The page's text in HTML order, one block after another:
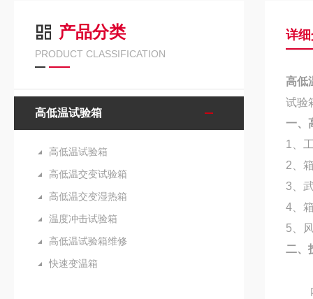
产品分类
PRODUCT CLASSIFICATION
高低温试验箱
高低温试验箱
高低温交变试验箱
高低温交变湿热箱
温度冲击试验箱
高低温试验箱维修
快速变温箱
详
高低
试验
一、
1
、
2 、
3 、
4 、
5
二、